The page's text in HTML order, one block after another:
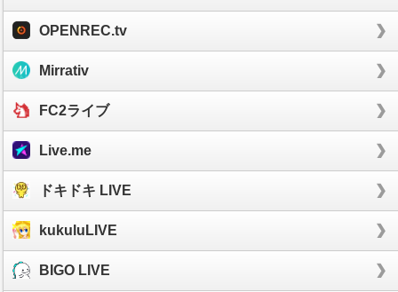
OPENREC.tv
Mirrativ
FC2ライブ
Live.me
ドキドキ LIVE
kukuluLIVE
BIGO LIVE